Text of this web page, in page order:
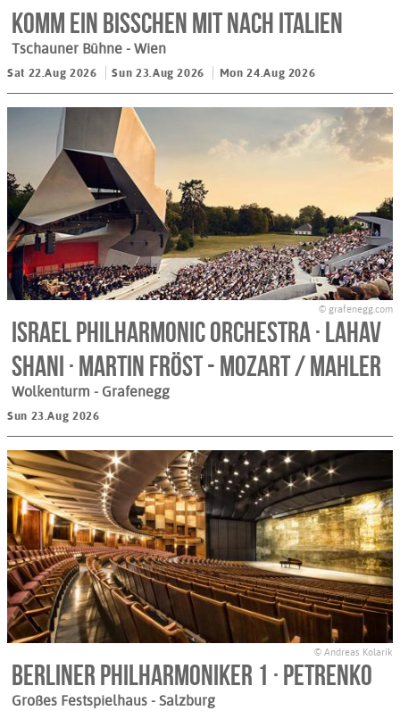
KOMM EIN BISSCHEN MIT NACH ITALIEN
Tschauner Bühne - Wien
Sat 22.Aug 2026 Sun 23.Aug 2026 Mon 24.Aug 2026
© grafenegg.com
Israel Philharmonic Orchestra · Lahav
Shani · Martin Fröst - MOZART / MAHLER
Wolkenturm - Grafenegg
Sun 23.Aug 2026
© Andreas Kolarik
Berliner Philharmoniker 1 · Petrenko
Großes Festspielhaus - Salzburg